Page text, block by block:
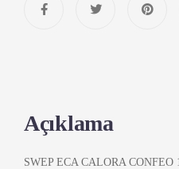
Açıklama
SWEP ECA CALORA